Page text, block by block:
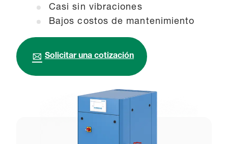
Casi sin vibraciones
Bajos costos de mantenimiento
Solicitar una cotización